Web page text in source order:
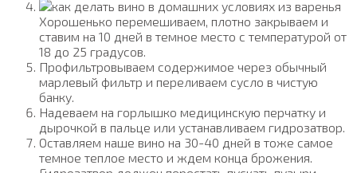
Хорошенько перемешиваем, плотно закрываем и
ставим на 10 дней в темное место с температурой от
18 до 25 градусов.
Профильтровываем содержимое через обычный
марлевый фильтр и переливаем сусло в чистую
банку.
Надеваем на горлышко медицинскую перчатку и
дырочкой в пальце или устанавливаем гидрозатвор.
Оставляем наше вино на 30-40 дней в тоже самое
темное теплое место и ждем конца брожения.